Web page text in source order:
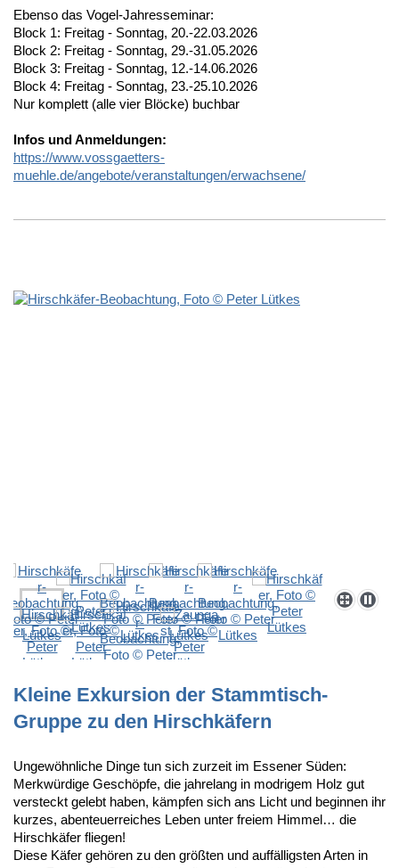
Ebenso das Vogel-Jahresseminar:
Block 1: Freitag - Sonntag, 20.-22.03.2026
Block 2: Freitag - Sonntag, 29.-31.05.2026
Block 3: Freitag - Sonntag, 12.-14.06.2026
Block 4: Freitag - Sonntag, 23.-25.10.2026
Nur komplett (alle vier Blöcke) buchbar
Infos und Anmeldungen:
https://www.vossgaetters-
muehle.de/angebote/veranstaltungen/erwachsene/
Kleine Exkursion der Stammtisch-
Gruppe zu den Hirschkäfern
Ungewöhnliche Dinge tun sich zurzeit im Essener Süden:
Merkwürdige Geschöpfe, die jahrelang in modrigem Holz gut
versteckt gelebt haben, kämpfen sich ans Licht und beginnen ihr
kurzes, abenteuerreiches Leben unter freiem Himmel… die
Hirschkäfer fliegen!
Diese Käfer gehören zu den größten und auffälligsten Arten in